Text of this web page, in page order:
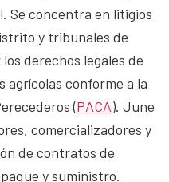
Se concentra en litigios
y tribunales de
derechos legales de
agrícolas conforme a la
(PACA). June
comercializadores y
de contratos de
y suministro.